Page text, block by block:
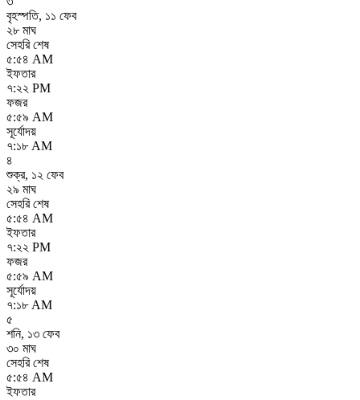
বৃহস্পতি, ১১ ফেব
২৮ মাঘ
সেহরি শেষ
৫:৫৪ AM
ইফতার
৭:২২ PM
ফজর
৫:৫৯ AM
সূর্যোদয়
৭:১৮ AM
৪
শুক্র, ১২ ফেব
২৯ মাঘ
সেহরি শেষ
৫:৫৪ AM
ইফতার
৭:২২ PM
ফজর
৫:৫৯ AM
সূর্যোদয়
৭:১৮ AM
৫
শনি, ১৩ ফেব
৩০ মাঘ
সেহরি শেষ
৫:৫৪ AM
ইফতার